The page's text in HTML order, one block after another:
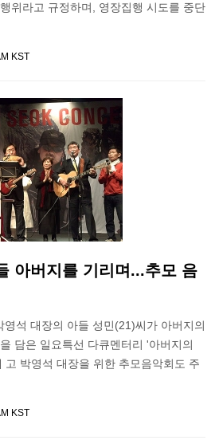
위라고 규정하며, 영장집행 시도를 중단
KST
아버지를 기리며...추모 음
석 대장의 아들 성민(21)씨가 아버지의
담은 일요특선 다큐멘터리 '아버지의
고 박영석 대장을 위한 추모음악회도 주
KST